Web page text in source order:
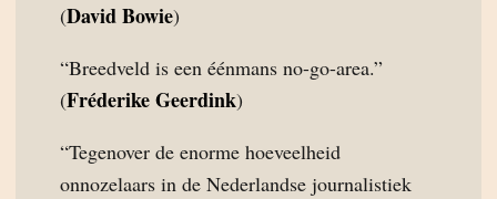
(David Bowie)
“Breedveld is een éénmans no-go-area.”
(Fréderike Geerdink)
“Tegenover de enorme hoeveelheid
onnozelaars in de Nederlandse journalistiek